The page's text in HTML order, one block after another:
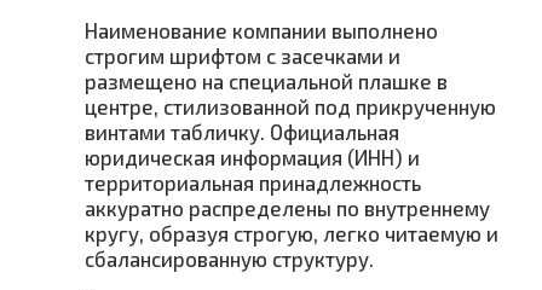
Наименование компании выполнено
строгим шрифтом с засечками и
размещено на специальной плашке в
центре, стилизованной под прикрученную
винтами табличку. Официальная
юридическая информация (ИНН) и
территориальная принадлежность
аккуратно распределены по внутреннему
кругу, образуя строгую, легко читаемую и
сбалансированную структуру.